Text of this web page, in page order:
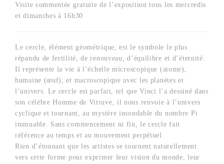
Visite commentée gratuite de l’exposition tous les mercredis
et dimanches à 16h30
Le cercle, élément géométrique, est le symbole le plus
répandu de fertilité, de renouveau, d’équilibre et d’éternité.
Il représente la vie à l’échelle microscopique (atome),
humaine (œuf), et macroscopique avec les planètes et
l’univers. Le cercle est parfait, tel que Vinci l’a dessiné dans
son célèbre Homme de Vitruve, il nous renvoie à l’univers
cyclique et tournant, au mystère insondable du nombre Pi
immuable. Sans commencement ni fin, le cercle fait
référence au temps et au mouvement perpétuel.
Rien d’étonnant que les artistes se tournent naturellement
vers cette forme pour exprimer leur vision du monde, leur